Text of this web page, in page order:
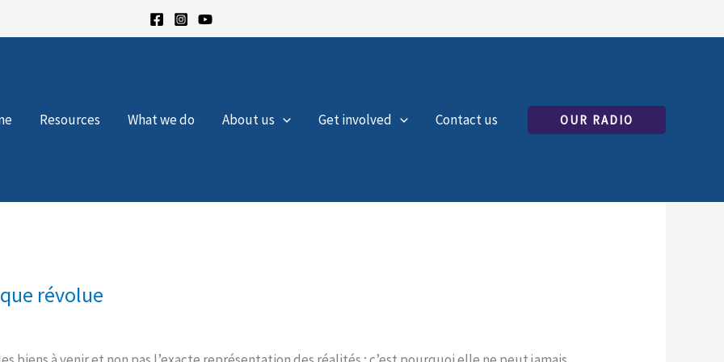
Resources What we do About us Get involved Contact us OUR RADIO
révolue